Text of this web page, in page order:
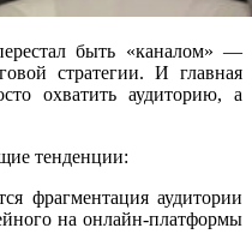
быть «каналом» —
стратегии. И главная
охватить аудиторию, а
тенденции:
фрагментация аудитории
на онлайн-платформы